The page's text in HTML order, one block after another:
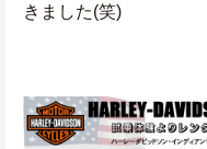
きました(笑)